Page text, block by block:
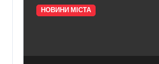
НОВИНИ МІСТА